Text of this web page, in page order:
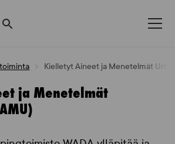
Kielletyt Aineet ja Menetelmät
ja Menetelmät